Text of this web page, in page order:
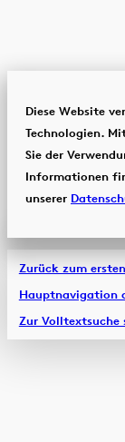
Diese Website
Technologien.
Sie der
Informationen
unserer
Zurück zum
Hauptnavigation
Zur Volltextsuche